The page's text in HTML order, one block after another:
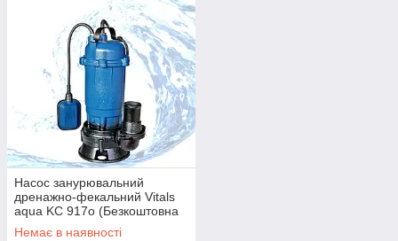
Насос занурювальний
дренажно-фекальний Vitals
aqua KC 917o (Безкоштовна
доставка)
Немає в наявності